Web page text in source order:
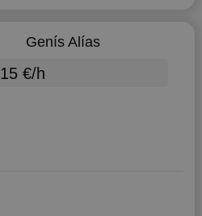
Genís Alías
15 €/h